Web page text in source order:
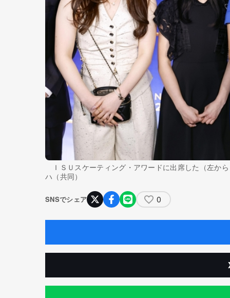
ＩＳＵスケーティング・アワードに出席した（左か
ハ（共同）
SNSでシェア 0